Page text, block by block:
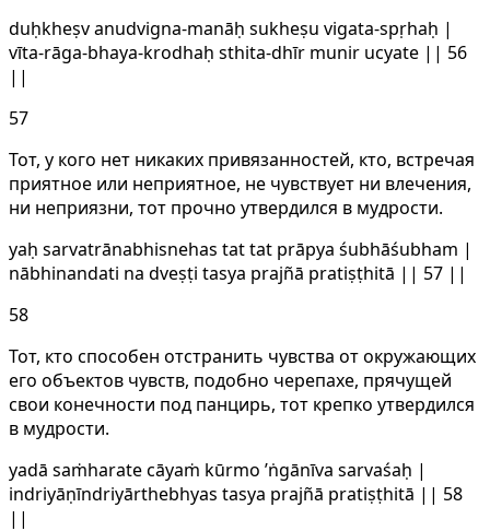
duḥkheṣv anudvigna-manāḥ sukheṣu vigata-spṛhaḥ |
vīta-rāga-bhaya-krodhaḥ sthita-dhīr munir ucyate || 56
||
57
Тот, у кого нет никаких привязанностей, кто, встречая
приятное или неприятное, не чувствует ни влечения,
ни неприязни, тот прочно утвердился в мудрости.
yaḥ sarvatrānabhisnehas tat tat prāpya śubhāśubham |
nābhinandati na dveṣṭi tasya prajñā pratiṣṭhitā || 57 ||
58
Тот, кто способен отстранить чувства от окружающих
его объектов чувств, подобно черепахе, прячущей
свои конечности под панцирь, тот крепко утвердился
в мудрости.
yadā saṁharate cāyaṁ kūrmo ’ṅgānīva sarvaśaḥ |
indriyāṇīndriyārthebhyas tasya prajñā pratiṣṭhitā || 58
||